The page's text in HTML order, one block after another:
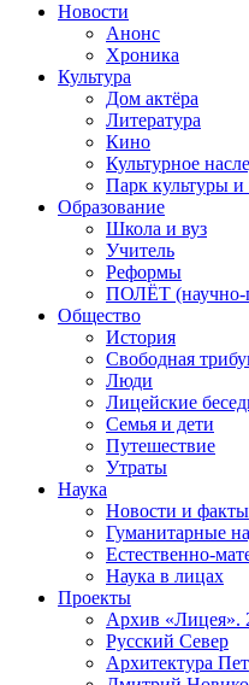
Новости
Анонс
Хроника
Культура
Дом актёра
Литература
Кино
Культурное
Парк культуры и
Образование
Школа и вуз
Учитель
Реформы
ПОЛЁТ (научно-
Общество
История
Свободная
Люди
Лицейские
Семья и дети
Путешествие
Утраты
Наука
Новости и факты
Гуманитарные
Естественно-
Наука в лицах
Проекты
Архив «Лицея».
Русский Север
Архитектура